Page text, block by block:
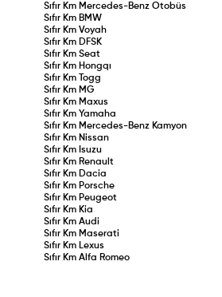
Sıfır Km Mercedes-Benz Otobüs
Sıfır Km BMW
Sıfır Km Voyah
Sıfır Km DFSK
Sıfır Km Seat
Sıfır Km Hongqı
Sıfır Km
Togg
Sıfır Km MG
Sıfır Km Maxus
Sıfır Km Yamaha
Sıfır Km Mercedes-Benz Kamyon
Sıfır Km Nissan
Sıfır Km Isuzu
Sıfır Km Renault
Sıfır Km Dacia
Sıfır Km Porsche
Sıfır Km Peugeot
Sıfır Km Kia
Sıfır Km Audi
Sıfır Km Maserati
Sıfır Km Lexus
Sıfır Km Alfa Romeo